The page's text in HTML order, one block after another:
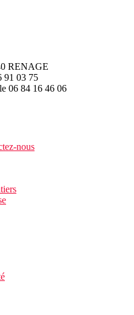
RENAGE
91 03 75
06 84 16 46 06
nous